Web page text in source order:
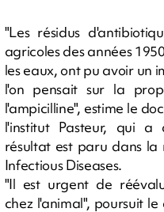
"Les résidus
agricoles des années
les eaux, ont pu avoir un
l'on pensait sur la
l'ampicilline", estime le
l'institut Pasteur, qui a
résultat est paru dans la
Infectious Diseases.
"Il est urgent de
chez l'animal", poursuit